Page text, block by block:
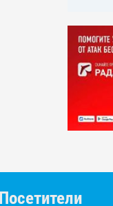
Посетители